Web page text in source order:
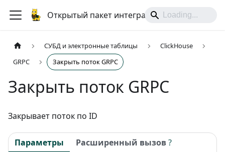
Открытый пакет интеграций
СУБД и электронные таблицы
ClickHouse
GRPC
Закрыть поток GRPC
Закрыть поток GRPC
Закрывает поток по ID
Параметры Расширенный вызов?